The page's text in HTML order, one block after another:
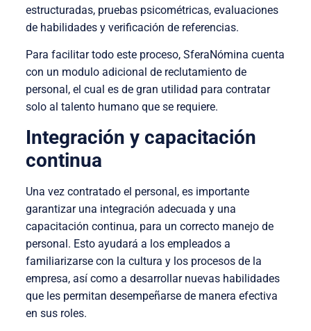
estructuradas, pruebas psicométricas, evaluaciones
de habilidades y verificación de referencias.
Para facilitar todo este proceso, SferaNómina cuenta
con un modulo adicional de reclutamiento de
personal, el cual es de gran utilidad para contratar
solo al talento humano que se requiere.
Integración y capacitación
continua
Una vez contratado el personal, es importante
garantizar una integración adecuada y una
capacitación continua, para un correcto manejo de
personal. Esto ayudará a los empleados a
familiarizarse con la cultura y los procesos de la
empresa, así como a desarrollar nuevas habilidades
que les permitan desempeñarse de manera efectiva
en sus roles.